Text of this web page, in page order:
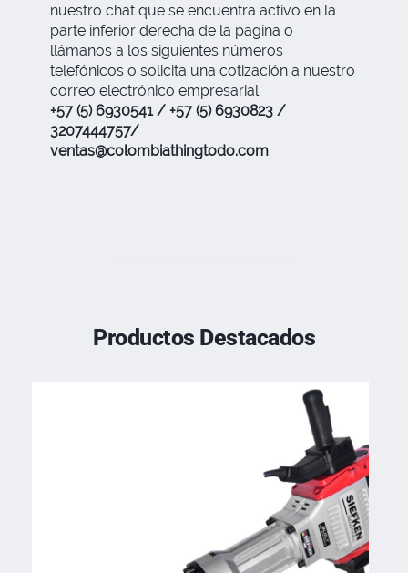
nuestro chat que se encuentra activo en la
parte inferior derecha de la pagina o
llámanos a los siguientes números
telefónicos o solicita una cotización a nuestro
correo electrónico empresarial.
+57 (5) 6930541 / +57 (5) 6930823 /
3207444757/
ventas@colombiathingtodo.com
Productos Destacados